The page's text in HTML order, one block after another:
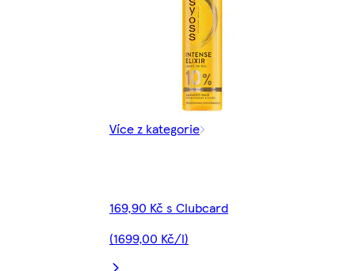
Více z kategorie
169,90 Kč s Clubcard
(1699,00 Kč/l)